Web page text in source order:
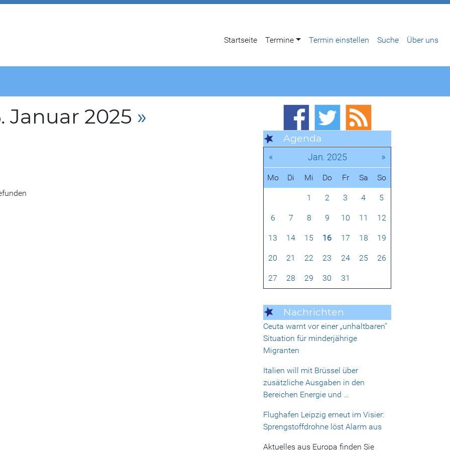
Startseite Termine Termin einstellen Suche Über uns
Januar 2025 »
Agenda
« Jan. 2025 »
Mo Di Mi Do Fr Sa So
1 2 3 4 5
6 7 8 9 10 11 12
13 14 15 16 17 18 19
20 21 22 23 24 25 26
27 28 29 30 31
Nachrichten
Ceuta warnt vor einer „unhaltbaren“
Situation für minderjährige
Migranten
Italien will mit Brüssel über
zusätzliche Ausgaben in den
Bereichen Energie und …
Flughafen Leipzig erneut im Visier:
Sprengstoffdrohne löst Alarm aus
Aktuelles aus Europa finden Sie